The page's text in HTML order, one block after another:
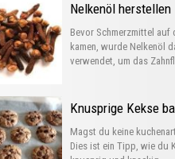
Nelkenöl herstellen
Bevor Schmerzmittel auf
kamen, wurde Nelkenöl
verwendet, um das
Knusprige Kekse
Magst du keine
Dies ist ein Tipp, wie du